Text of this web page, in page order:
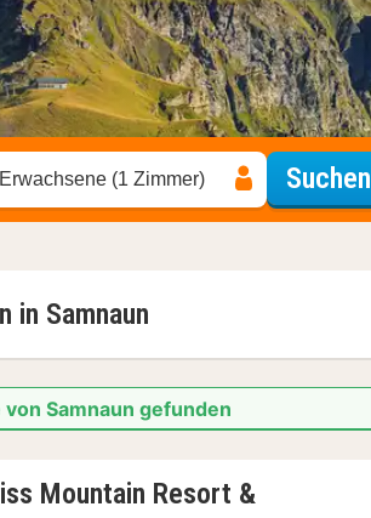
(1 Zimmer) Suchen
in Samnaun
Samnaun gefunden
Mountain Resort &